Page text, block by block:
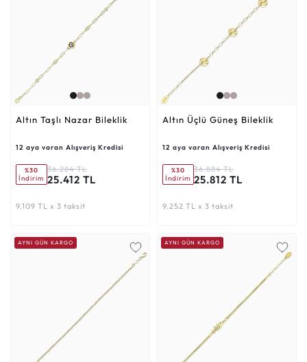
Altın Taşlı Nazar Bileklik
12 aya varan Alışveriş Kredisi
%30
İndirim
36.284 TL
25.412 TL
9.109 TL x 3 taksit
Altın Üçlü Güneş Bileklik
12 aya varan Alışveriş Kredisi
%30
İndirim
36.884 TL
25.812 TL
9.252 TL x 3 taksit
AYNI GÜN KARGO AYNI GÜN KARGO